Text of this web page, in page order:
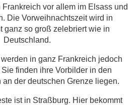
Frankreich vor allem im Elsass und
Die Vorweihnachtszeit wird in
ganz so groß zelebriert wie in
Deutschland.
in ganz Frankreich jedoch
finden ihre Vorbilder in den
an der deutschen Grenze liegen.
ist in Straßburg. Hier bekommt